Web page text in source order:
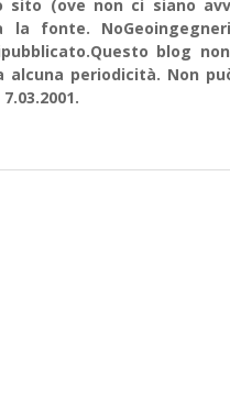
sito (ove non ci siano
fonte.
blog
periodicità. Non